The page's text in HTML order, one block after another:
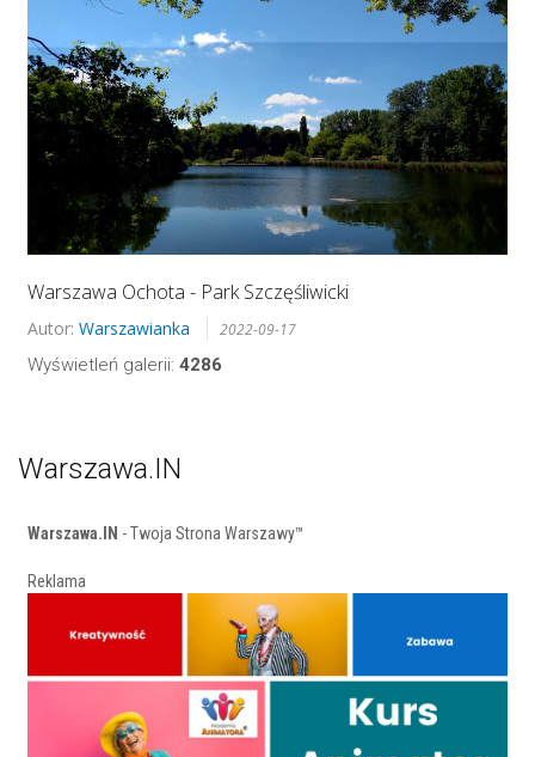
Warszawa Ochota - Park Szczęśliwicki
Autor: Warszawianka 2022-09-17
Wyświetleń galerii: 4286
Warszawa.IN
Warszawa.IN - Twoja Strona Warszawy™
Reklama